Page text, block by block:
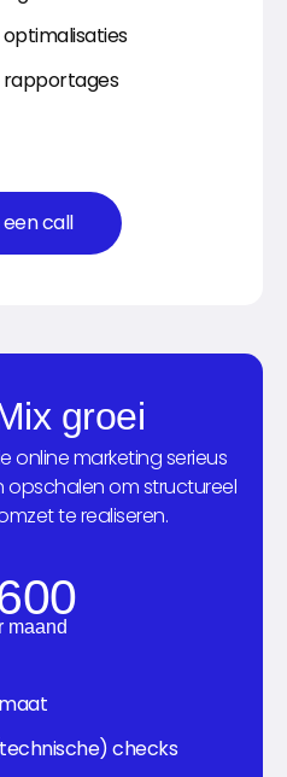
rapportages
een call
groei
online marketing serieus
opschalen om structureel
te realiseren.
maand
checks